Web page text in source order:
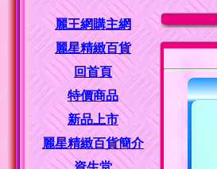
麗王網購主網
麗星精緻百貨
回首頁
特價商品
新品上市
麗星精緻百貨簡介